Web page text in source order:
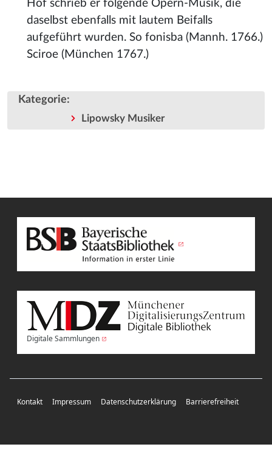
Hof schrieb er folgende Opern-Musik, die
daselbst ebenfalls mit lautem Beifalls
aufgeführt wurden. So fonisba (Mannh. 1766.)
Sciroe (München 1767.)
Kategorie:
Lipowsky Musiker
Digitale Sammlungen
Kontakt Impressum Datenschutzerklärung Barrierefreiheit